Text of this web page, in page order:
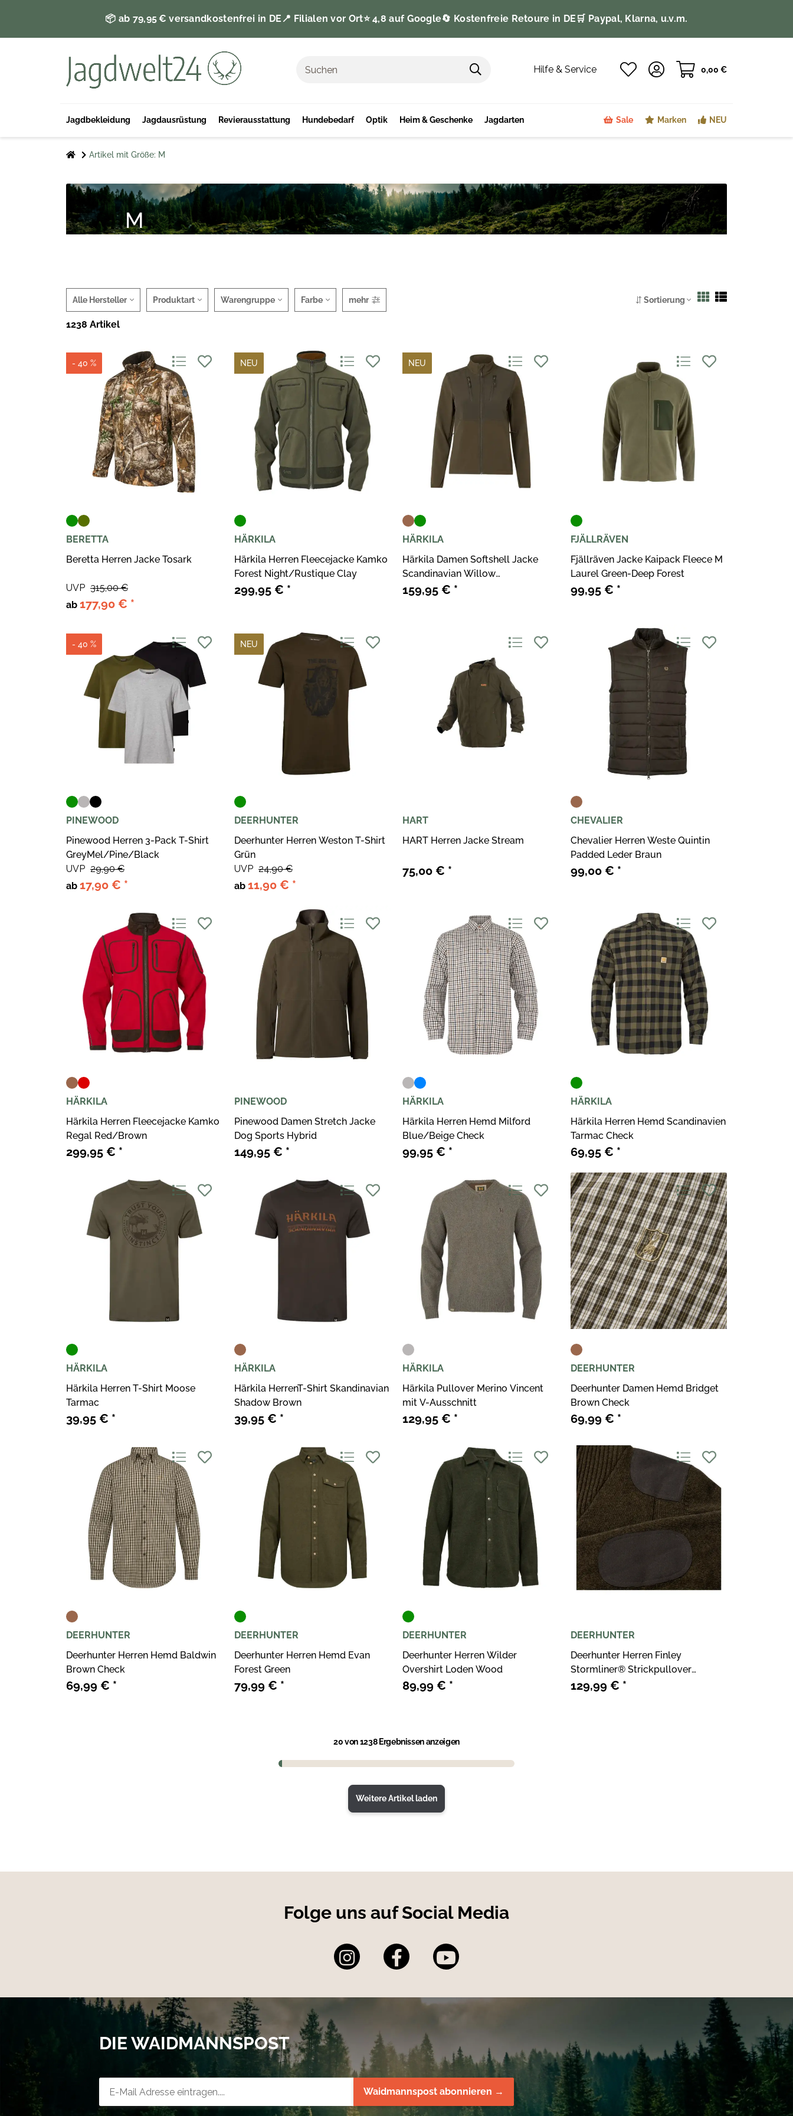
📦 ab 79,95 € versandkostenfrei in DE 📍 Filialen vor Ort⭐️ 4,8 auf Google🔄 Kostenfreie Retoure in DE 🛒 Paypal, Klarna, u.v.m.
Hilfe & Service 0,00 €
Jagdbekleidung Jagdausrüstung Revierausstattung Hundebedarf Optik Heim & Geschenke Jagdarten Sale Marken NEU
Artikel mit Größe: M
M
Alle Hersteller Produktart Warengruppe Farbe mehr Sortierung
1238 Artikel
- 40 %
BERETTA
Beretta Herren Jacke Tosark
ab 177,90 € *
UVP 315,00 €
NEU
HÄRKILA
Härkila Herren Fleecejacke Kamko
Forest Night/Rustique Clay
299,95 € *
NEU
HÄRKILA
Härkila Damen Softshell Jacke
Scandinavian Willow
Green/Shadow Brown
159,95 € *
FJÄLLRÄVEN
Fjällräven Jacke Kaipack Fleece M
Laurel Green-Deep Forest
99,95 € *
- 40 %
PINEWOOD
Pinewood Herren 3-Pack T-Shirt
GreyMel/Pine/Black
ab 17,90 € *
UVP 29,90 €
NEU
DEERHUNTER
Deerhunter Herren Weston T-Shirt
Grün
ab 11,90 € *
UVP 24,90 €
HART
HART Herren Jacke Stream
75,00 € *
CHEVALIER
Chevalier Herren Weste Quintin
Padded Leder Braun
99,00 € *
HÄRKILA
Härkila Herren Fleecejacke Kamko
Regal Red/Brown
299,95 € *
PINEWOOD
Pinewood Damen Stretch Jacke
Dog Sports Hybrid
149,95 € *
HÄRKILA
Härkila Herren Hemd Milford
Blue/Beige Check
99,95 € *
HÄRKILA
Härkila Herren Hemd Scandinavien
Tarmac Check
69,95 € *
HÄRKILA
Härkila Herren T-Shirt Moose
Tarmac
39,95 € *
HÄRKILA
Härkila HerrenT-Shirt Skandinavian
Shadow Brown
39,95 € *
HÄRKILA
Härkila Pullover Merino Vincent
mit V-Ausschnitt
129,95 € *
DEERHUNTER
Deerhunter Damen Hemd Bridget
Brown Check
69,99 € *
DEERHUNTER
Deerhunter Herren Hemd Baldwin
Brown Check
69,99 € *
DEERHUNTER
Deerhunter Herren Hemd Evan
Forest Green
79,99 € *
DEERHUNTER
Deerhunter Herren Wilder
Overshirt Loden Wood
89,99 € *
DEERHUNTER
Deerhunter Herren Finley
Stormliner® Strickpullover
Woodland Melange
129,99 € *
20von 1238 Ergebnissen anzeigen
Weitere Artikel laden
Folge uns auf Social Media
DIE WAIDMANNSPOST
Waidmannspost abonnieren →